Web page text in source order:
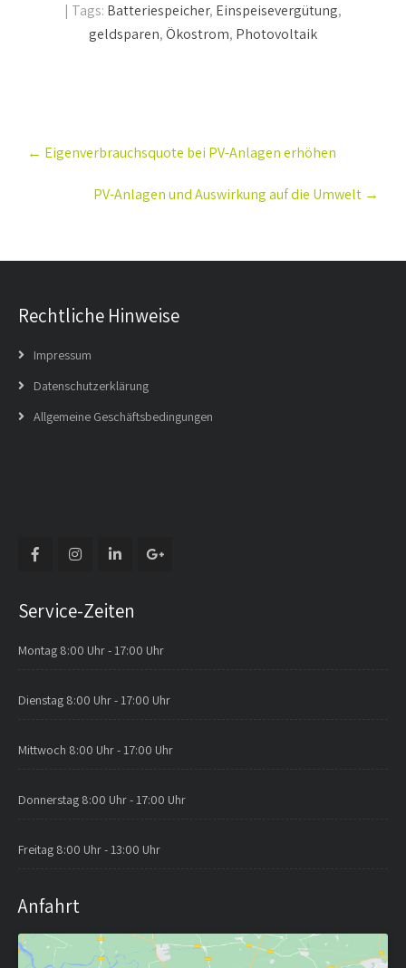
| Tags: Batteriespeicher, Einspeisevergütung,
geldsparen,Ökostrom, Photovoltaik
Post
navigation
← Eigenverbrauchsquote bei PV-Anlagen erhöhen
PV-Anlagen und Auswirkung auf die Umwelt →
Rechtliche Hinweise
Impressum
Datenschutzerklärung
Allgemeine Geschäftsbedingungen
Service-Zeiten
Montag 8:00 Uhr - 17:00 Uhr
Dienstag 8:00 Uhr - 17:00 Uhr
Mittwoch 8:00 Uhr - 17:00 Uhr
Donnerstag 8:00 Uhr - 17:00 Uhr
Freitag 8:00 Uhr - 13:00 Uhr
Anfahrt